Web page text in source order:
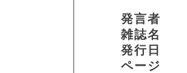
発言者
雑誌名
発行日
ページ